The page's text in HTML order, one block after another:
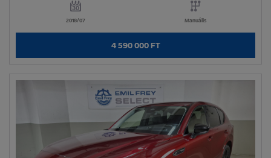
2018/07 Manuális
4 590 000 FT